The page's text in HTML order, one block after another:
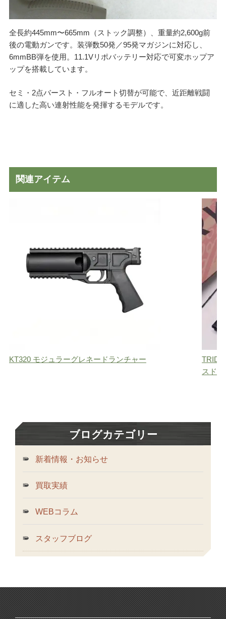
全長約445mm〜665mm（ストック調整）、重量約2,600g前
後の電動ガンです。装弾数50発／95発マガジンに対応し、
6mmBB弾を使用。11.1Vリポバッテリー対応で可変ホップア
ップを搭載しています。
セミ・2点バースト・フルオート切替が可能で、近距離戦闘
に適した高い連射性能を発揮するモデルです。
関連アイテム
KT320 モジュラーグレネードランチャー
スド
ブログカテゴリー
新着情報・お知らせ
買取実績
WEBコラム
スタッフブログ